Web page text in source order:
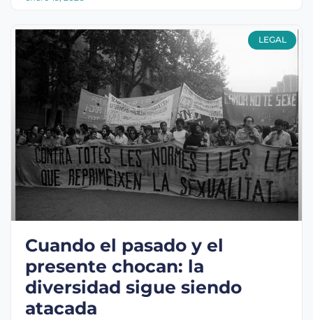
LEGAL
Cuando el pasado y el
presente chocan: la
diversidad sigue siendo
atacada